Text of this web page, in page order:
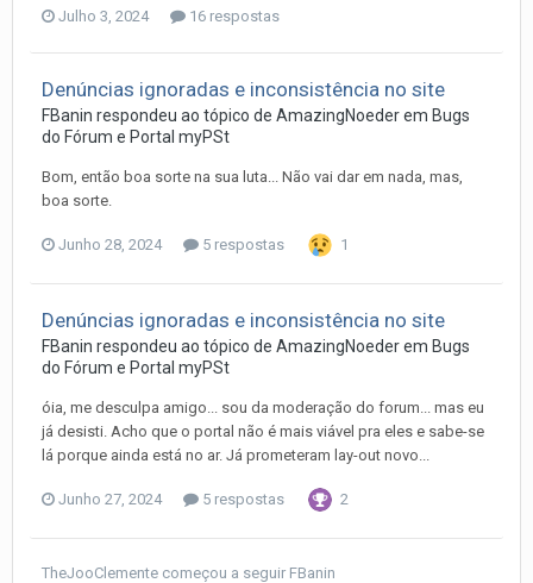
Julho 3, 2024 16 respostas
Denúncias ignoradas e inconsistência no site
FBanin respondeu ao tópico de AmazingNoederem Bugs
do Fórum e Portal myPSt
Bom, então boa sorte na sua luta... Não vai dar em nada, mas,
boa sorte.
Junho 28, 2024 5 respostas 1
Denúncias ignoradas e inconsistência no site
FBanin respondeu ao tópico de AmazingNoederem Bugs
do Fórum e Portal myPSt
óia, me desculpa amigo... sou da moderação do forum... mas eu
já desisti. Acho que o portal não é mais viável pra eles e sabe-se
lá porque ainda está no ar. Já prometeram lay-out novo...
Junho 27, 2024 5 respostas 2
TheJooClemente começou a seguir FBanin